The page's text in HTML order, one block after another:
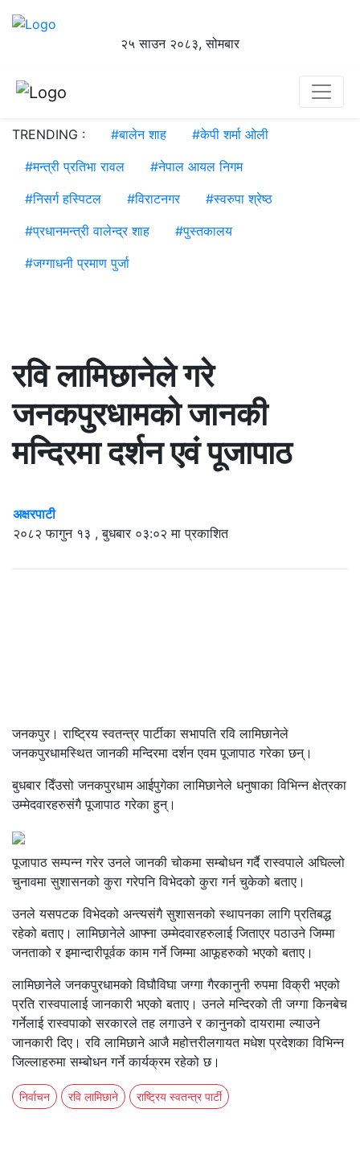
२५ साउन २०८३, सोमबार
TRENDING : #बालेन शाह #केपी शर्मा ओली
#मन्त्री प्रतिभा रावल #नेपाल आयल निगम
#निसर्ग हस्पिटल #विराटनगर #स्वरुपा श्रेष्ठ
#प्रधानमन्त्री वालेन्द्र शाह #पुस्तकालय
#जग्गाधनी प्रमाण पुर्जा
रवि लामिछानेले गरे
जनकपुरधामको जानकी
मन्दिरमा दर्शन एवं पूजापाठ
अक्षरपाटी
२०८२ फागुन १३ , बुधबार ०३:०२ मा प्रकाशित
जनकपुर। राष्ट्रिय स्वतन्त्र पार्टीका सभापति रवि लामिछानेले
जनकपुरधामस्थित जानकी मन्दिरमा दर्शन एवम पूजापाठ गरेका छन्।
बुधबार दिँउसो जनकपुरधाम आईपुगेका लामिछानेले धनुषाका विभिन्न क्षेत्रका
उम्मेदवारहरुसंगै पूजापाठ गरेका हुन्।
पूजापाठ सम्पन्न गरेर उनले जानकी चोकमा सम्बोधन गर्दै रास्वपाले अघिल्लो
चुनावमा सुशासनको कुरा गरेपनि विभेदको कुरा गर्न चुकेको बताए।
उनले यसपटक विभेदको अन्त्यसंगै सुशासनको स्थापनका लागि प्रतिबद्ध
रहेको बताए। लामिछानेले आफ्ना उम्मेदवारहरुलाई जिताएर पठाउने जिम्मा
जनताको र इमान्दारीपूर्वक काम गर्ने जिम्मा आफूहरुको भएको बताए।
लामिछानेले जनकपुरधामको विघौविघा जग्गा गैरकानुनी रुपमा विक्री भएको
प्रति रास्वपालाई जानकारी भएको बताए। उनले मन्दिरको ती जग्गा किनबेच
गर्नेलाई रास्वपाको सरकारले तह लगाउने र कानुनको दायरामा ल्याउने
जानकारी दिए। रवि लामिछाने आजै महोत्तरीलगायत मधेश प्रदेशका विभिन्न
जिल्लाहरुमा सम्बोधन गर्ने कार्यक्रम रहेको छ।
निर्वाचन रवि लामिछाने राष्ट्रिय स्वतन्त्र पार्टी